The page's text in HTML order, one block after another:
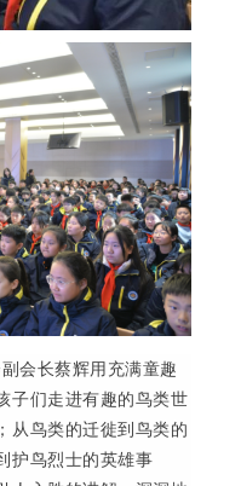
会长蔡辉用充满童趣
子们走进有趣的鸟类世
从鸟类的迁徙到鸟类的
护鸟烈士的英雄事